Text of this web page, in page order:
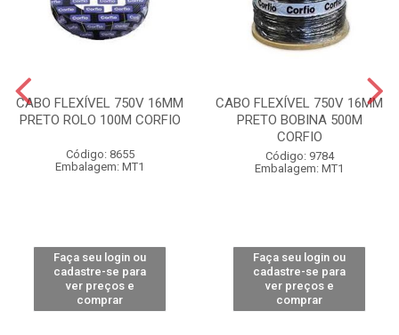
CABO FLEXÍVEL 750V 16MM
PRETO ROLO 100M CORFIO
Código: 8655
Embalagem: MT1
Faça seu login ou
cadastre-se para
ver preços e
comprar
CABO FLEXÍVEL 750V 16MM
PRETO BOBINA 500M
CORFIO
Código: 9784
Embalagem: MT1
Faça seu login ou
cadastre-se para
ver preços e
comprar